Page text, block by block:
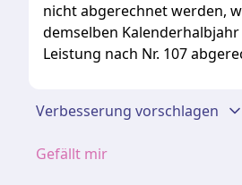
nicht abgerechnet werden,
demselben
Leistung nach Nr. 107
Verbesserung vorschlagen
Gefällt mir